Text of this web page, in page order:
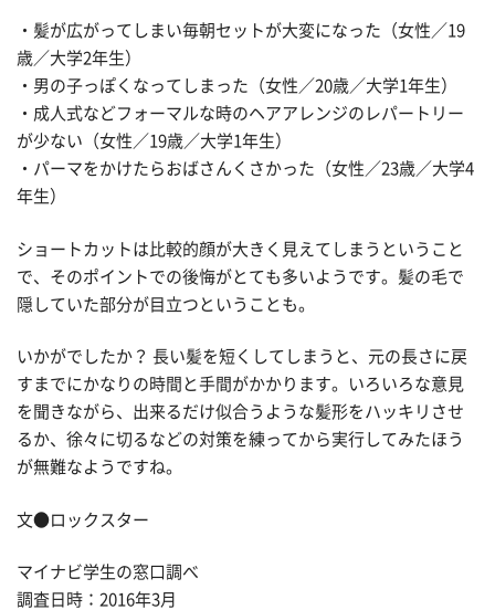
・髪が広がってしまい毎朝セットが大変になった（女性／19
歳／大学2年生）
・男の子っぽくなってしまった（女性／20歳／大学1年生）
・成人式などフォーマルな時のヘアアレンジのレパートリー
が少ない（女性／19歳／大学1年生）
・パーマをかけたらおばさんくさかった（女性／23歳／大学4
年生）
ショートカットは比較的顔が大きく見えてしまうということ
で、そのポイントでの後悔がとても多いようです。髪の毛で
隠していた部分が目立つということも。
いかがでしたか？ 長い髪を短くしてしまうと、元の長さに戻
すまでにかなりの時間と手間がかかります。いろいろな意見
を聞きながら、出来るだけ似合うような髪形をハッキリさせ
るか、徐々に切るなどの対策を練ってから実行してみたほう
が無難なようですね。
文●ロックスター
マイナビ学生の窓口調べ
調査日時：2016年3月